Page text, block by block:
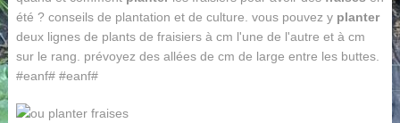
été ? conseils de plantation et de culture. vous pouvez y planter
deux lignes de plants de fraisiers à cm l'une de l'autre et à cm
sur le rang. prévoyez des allées de cm de large entre les buttes.
#eanf# #eanf#